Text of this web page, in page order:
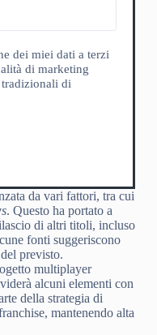
dei miei dati a terzi
di marketing
tradizionali di
da vari fattori, tra cui
. Questo ha portato a
di altri titoli, incluso
fonti suggeriscono
previsto.
multiplayer
alcuni elementi con
della strategia di
mantenendo alta